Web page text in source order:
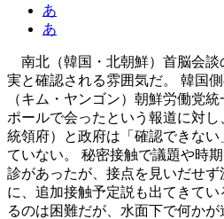
あ
あ
南北（韓国・北朝鮮）首脳会談
実と確認される雰囲気だ。 韓国
（キム・ヤンゴン）朝鮮労働党
ポールで会ったという報道に対
統領府）と政府は「確認できな
ていない。 秘密接触で議題や時
診があったが、接点を見いだせ
に、追加接触予定説も出てきて
るのは困難だが、水面下で何か